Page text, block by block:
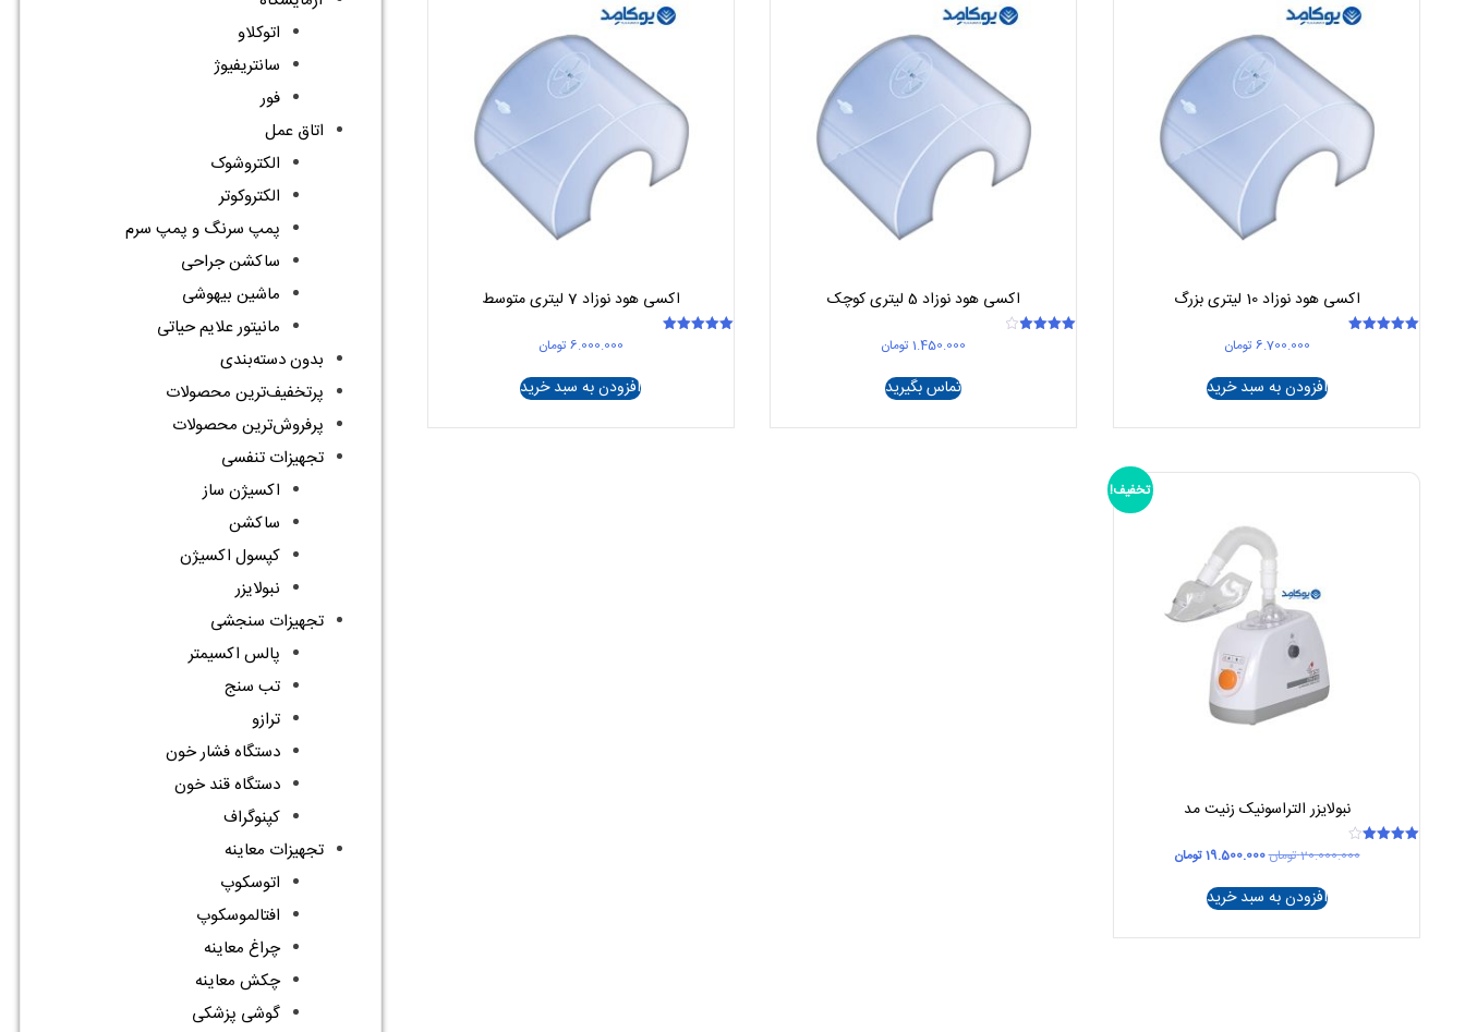
اکسی هود نوزاد 10 لیتری بزرگ
6.700.000 تومان
افزودن به سبد خرید
اکسی هود نوزاد 5 لیتری کوچک
1.450.000 تومان
تماس بگیرید
اکسی هود نوزاد 7 لیتری متوسط
6.000.000 تومان
افزودن به سبد خرید
تخفیف!
نبولایزر التراسونیک زنیت مد
20.000.000تومانقیمت
بود.
19.500.000تومان
افزودن به سبد خرید
اتوکلاو
سانتریفیوژ
فور
اتاق عمل
الکتروشوک
الکتروکوتر
پمپ سرنگ و پمپ سرم
ساکشن جراحی
ماشین بیهوشی
مانیتور علایم حیاتی
بدون دسته‌بندی
پرتخفیف‌ترین محصولات
پرفروش‌ترین محصولات
تجهیزات تنفسی
اکسیژن ساز
ساکشن
کپسول اکسیژن
نبولایزر
تجهیزات سنجشی
پالس اکسیمتر
تب سنج
ترازو
دستگاه فشار خون
دستگاه قند خون
کپنوگراف
تجهیزات معاینه
اتوسکوپ
افتالموسکوپ
چراغ معاینه
چکش معاینه
گوشی پزشکی